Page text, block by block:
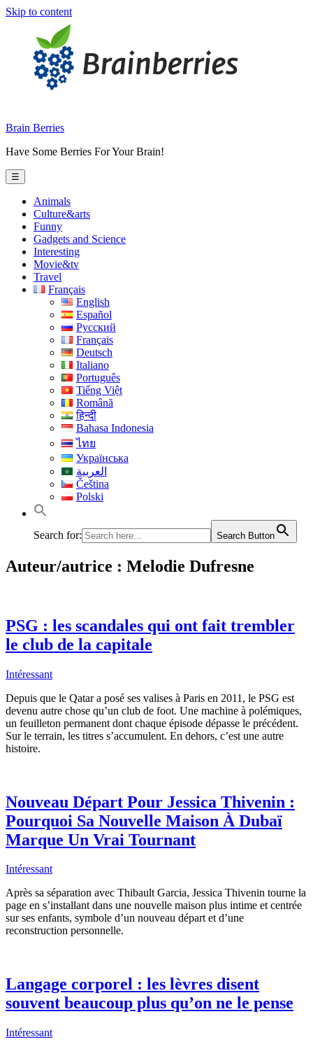
Skip to content
Brain Berries
Have Some Berries For Your Brain!
☰
Animals
Culture&arts
Funny
Gadgets and Science
Interesting
Movie&tv
Travel
Français
English
Español
Русский
Français
Deutsch
Italiano
Português
Tiếng Việt
Română
हिन्दी
Bahasa Indonesia
ไทย
Українська
العربية
Čeština
Polski
Search for: Search Button
Auteur/autrice : Melodie Dufresne
PSG : les scandales qui ont fait trembler
le club de la capitale
Intéressant
Depuis que le Qatar a posé ses valises à Paris en 2011, le PSG est
devenu autre chose qu’un club de foot. Une machine à polémiques,
un feuilleton permanent dont chaque épisode dépasse le précédent.
Sur le terrain, les titres s’accumulent. En dehors, c’est une autre
histoire.
Nouveau Départ Pour Jessica Thivenin :
Pourquoi Sa Nouvelle Maison À Dubaï
Marque Un Vrai Tournant
Intéressant
Après sa séparation avec Thibault Garcia, Jessica Thivenin tourne la
page en s’installant dans une nouvelle maison plus intime et centrée
sur ses enfants, symbole d’un nouveau départ et d’une
reconstruction personnelle.
Langage corporel : les lèvres disent
souvent beaucoup plus qu’on ne le pense
Intéressant